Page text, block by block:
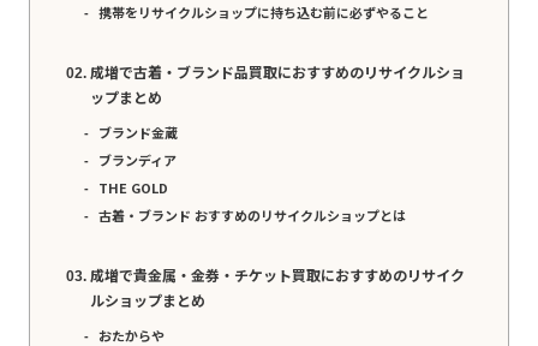
携帯をリサイクルショップに持ち込む前に必ずやること
成増で古着・ブランド品買取におすすめのリサイクルショ
ップまとめ
ブランド金蔵
ブランディア
THE GOLD
古着・ブランド おすすめのリサイクルショップとは
成増で貴金属・金券・チケット買取におすすめのリサイク
ルショップまとめ
おたからや